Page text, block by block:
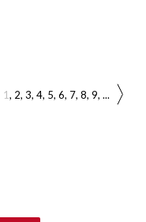
1 2 3 4 5 6 7 8 9 ...